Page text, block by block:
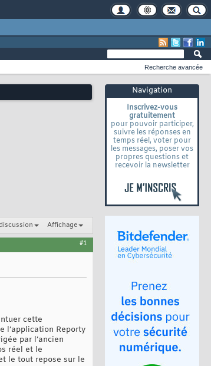
Navigation
Inscrivez-vous
gratuitement
pour pouvoir participer,
suivre les réponses en
temps réel, voter pour
les messages, poser vos
propres questions et
recevoir la newsletter
Recherche avancée
Affichage
#1
cette
l’application Reporty
par l’ancien
réel et le
le tout repose sur le